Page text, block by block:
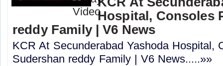
Hospital, Consoles
reddy Family | V6 News
KCR At Secunderabad Yashoda Hospital,
Sudershan reddy Family | V6 News.....»»